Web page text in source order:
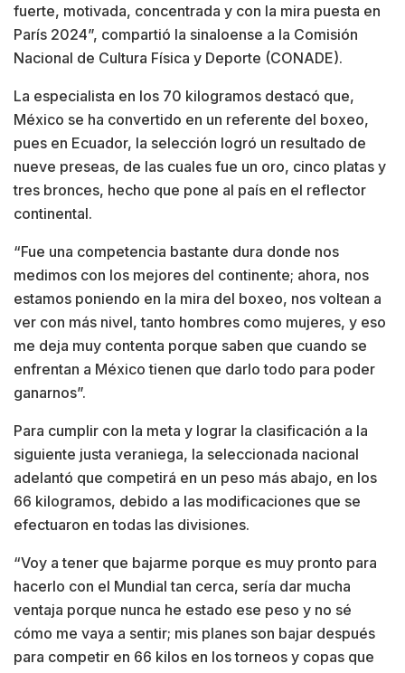
fuerte, motivada, concentrada y con la mira puesta en
París 2024”, compartió la sinaloense a la Comisión
Nacional de Cultura Física y Deporte (CONADE).
La especialista en los 70 kilogramos destacó que,
México se ha convertido en un referente del boxeo,
pues en Ecuador, la selección logró un resultado de
nueve preseas, de las cuales fue un oro, cinco platas y
tres bronces, hecho que pone al país en el reflector
continental.
“Fue una competencia bastante dura donde nos
medimos con los mejores del continente; ahora, nos
estamos poniendo en la mira del boxeo, nos voltean a
ver con más nivel, tanto hombres como mujeres, y eso
me deja muy contenta porque saben que cuando se
enfrentan a México tienen que darlo todo para poder
ganarnos”.
Para cumplir con la meta y lograr la clasificación a la
siguiente justa veraniega, la seleccionada nacional
adelantó que competirá en un peso más abajo, en los
66 kilogramos, debido a las modificaciones que se
efectuaron en todas las divisiones.
“Voy a tener que bajarme porque es muy pronto para
hacerlo con el Mundial tan cerca, sería dar mucha
ventaja porque nunca he estado ese peso y no sé
cómo me vaya a sentir; mis planes son bajar después
para competir en 66 kilos en los torneos y copas que